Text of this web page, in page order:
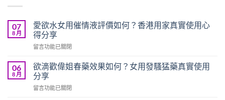
07
8 月
愛欲水女用催情液評價如何？香港用家真實使用心
得分享
在
欲
水
女
用
留言功能已關閉
06
8 月
欲滴歡偉姐春藥效果如何？女用發騷猛藥真實使用
分享
在
留言功能已關閉